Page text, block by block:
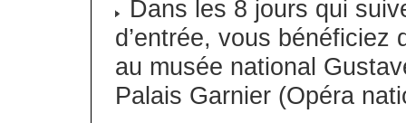
Dans les 8 jours qui
d’entrée, vous bénéficiez
au musée national
Palais Garnier (Opéra